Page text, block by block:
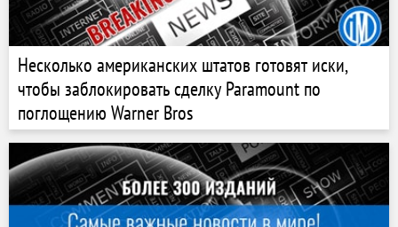
Несколько американских штатов готовят иски,
чтобы заблокировать сделку Paramount по
поглощению Warner Bros